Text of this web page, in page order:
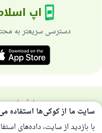
اپ
دسترسی سریعتر به
دربارهٔ سایت
همهٔ حقوق برای سایت اسلام سوال و
سایت ما از کوکی‌ها استفاده
با بازدید از سایت، داده‌های